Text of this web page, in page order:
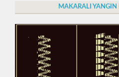
MAKARALI YANGIN